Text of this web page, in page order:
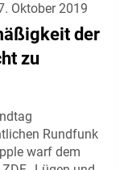
Oktober 2019
der
zu
Rundfunk
warf dem